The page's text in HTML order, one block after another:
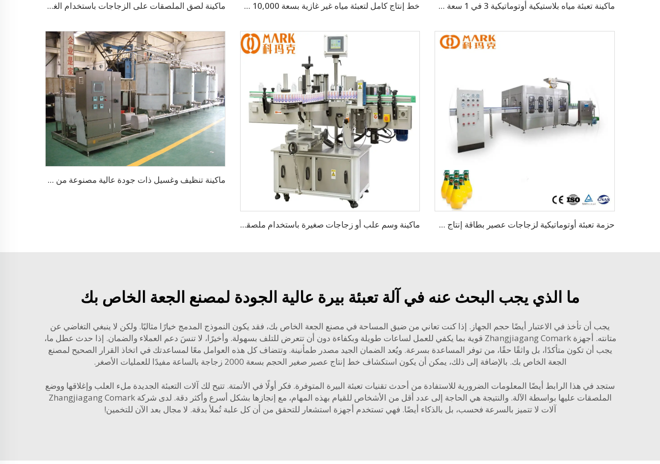
ماكينة تعبئة مياه بلاستيكية أوتوماتيكية 3 في 1 سعة 600 زجاجة في الساعة سعة 5 لتر خط إنتاج كامل لتعبئة مياه غير غازية بسعة 10,000 BPH ماكينة لصق الملصقات على الزجاجات باستخدام الغراء الساخن OPP اللاصق أوتوماتيكياً
حزمة تعبئة أوتوماتيكية لزجاجات عصير بطاقة إنتاج 2000 وحدة في الساعة ماكينة وسم علب أو زجاجات صغيرة باستخدام ملصقات لاصقة
ماكينة تنظيف وغسيل ذات جودة عالية مصنوعة من الفولاذ المقاوم للصدأ لنظام CIP للأنابيب
ما الذي يجب البحث عنه في آلة تعبئة بيرة عالية الجودة لمصنع الجعة الخاص بك
يجب أن تأخذ في الاعتبار أيضًا حجم الجهاز. إذا كنت تعاني من ضيق المساحة في مصنع الجعة الخاص بك، فقد يكون النموذج المدمج خيارًا مثاليًا. ولكن لا ينبغي التغاضي عن
متانته. أجهزة Zhangjiagang Comark قوية بما يكفي للعمل لساعات طويلة وبكفاءة دون أن تتعرض للتلف بسهولة. وأخيرًا، لا تنسَ دعم العملاء والضمان. إذا حدث عطل ما،
يجب أن تكون متأكدًا، بل واثقًا حقًا، من توفر المساعدة بسرعة. ويُعد الضمان الجيد مصدر طمأنينة. وتتضاف كل هذه العوامل معًا لمساعدتك في اتخاذ القرار الصحيح لمصنع
الجعة الخاص بك. بالإضافة إلى ذلك، يمكن أن يكون استكشاف خط إنتاج عصير صغير الحجم بسعة 2000 زجاجة بالساعة مفيدًا للعمليات الأصغر.
ستجد في هذا الرابط أيضًا المعلومات الضرورية للاستفادة من أحدث تقنيات تعبئة البيرة المتوفرة. فكر أولًا في الأتمتة. تتيح لك آلات التعبئة الجديدة ملء العلب وإغلاقها ووضع
الملصقات عليها بواسطة الآلة. والنتيجة هي الحاجة إلى عدد أقل من الأشخاص للقيام بهذه المهام، مع إنجازها بشكل أسرع وأكثر دقة. لدى شركة Zhangjiagang Comark
آلات لا تتميز بالسرعة فحسب، بل بالذكاء أيضًا. فهي تستخدم أجهزة استشعار للتحقق من أن كل علبة تُملأ بدقة. لا مجال بعد الآن للتخمين!